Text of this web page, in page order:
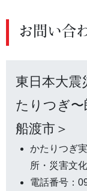
お問い合
東日本大
たりつぎ
船渡市＞
かたりつぎ
所・災害文
電話番号：